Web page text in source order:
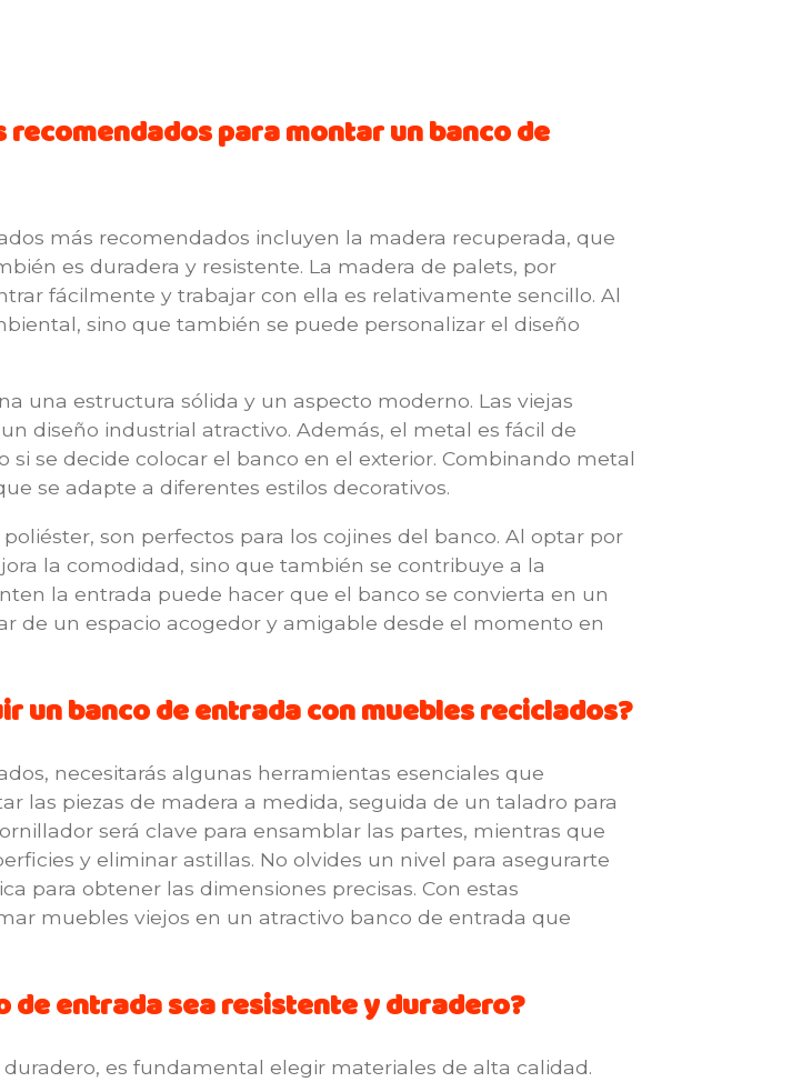
para montar un banco de
más recomendados incluyen la madera recuperada, que
es duradera y resistente. La madera de palets, por
fácilmente y trabajar con ella es relativamente sencillo. Al
sino que también se puede personalizar el diseño
una estructura sólida y un aspecto moderno. Las viejas
diseño industrial atractivo. Además, el metal es fácil de
se decide colocar el banco en el exterior. Combinando metal
se adapte a diferentes estilos decorativos.
son perfectos para los cojines del banco. Al optar por
la comodidad, sino que también se contribuye a la
la entrada puede hacer que el banco se convierta en un
de un espacio acogedor y amigable desde el momento en
un banco de entrada con muebles reciclados?
necesitarás algunas herramientas esenciales que
las piezas de madera a medida, seguida de un taladro para
será clave para ensamblar las partes, mientras que
y eliminar astillas. No olvides un nivel para asegurarte
para obtener las dimensiones precisas. Con estas
muebles viejos en un atractivo banco de entrada que
de entrada sea resistente y duradero?
es fundamental elegir materiales de alta calidad.